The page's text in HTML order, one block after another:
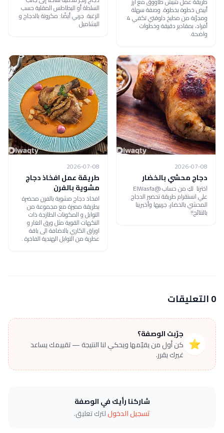
أبيض خطوة بخطوة. وصفة سهلة
ومجرّبة من مطبخ دلوقتي تكفي 4
أفراد، بمقادير دقيقة وخطوات
واضحة.
السلطة أو البطاطس المقلية حسب
الرغبة. جربي أيضًا: مكرونة بالدجاج و
البشاميل
2026-07-08
دجاج محشي بالخضار
اخترنا لكِ من حساب @ElWasfa
علي انستقرام طريقة تحضير الدجاج
المحشي بالخضار، جربيها وأخبرينا
بالنتائج!!
2026-07-08
طريقة عمل افخاذ دجاج
مشوية بالفرن
افخاذ دجاج مشوية بالفرن محضرة
بطريقة مميزة مع مجموعة من
التوابل و المكونات الطازجة ذات
النكهات القوية مثل ورق الغار و
اوراق الكاري بالاضافة الى باقة
عطرية من التوابل الهندية الفاخرة .
0 التعليقات
⭐
جرّبت الوصفة؟
كن أول من يقيّمها ويحكي لنا النتيجة — تقييمك يساعد
غيرك يقرر.
شاركنا رأيك في الوصفة
تسجيل الدخوللترك تعليق.